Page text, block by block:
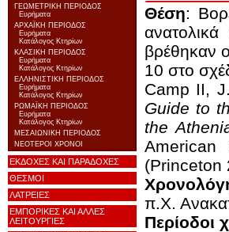
ΓΕΩΜΕΤΡΙΚΗ ΠΕΡΙΟΔΟΣ
Ευρήματα
ΑΡΧΑΪΚΗ ΠΕΡΙΟΔΟΣ
Ευρήματα
Κατάλογος Κτηρίων
ΚΛΑΣΙΚΗ ΠΕΡΙΟΔΟΣ
Ευρήματα
Κατάλογος Κτηρίων
ΕΛΛΗΝΙΣΤΙΚΗ ΠΕΡΙΟΔΟΣ
Ευρήματα
Κατάλογος Κτηρίων
ΡΩΜΑΪΚΗ ΠΕΡΙΟΔΟΣ
Ευρήματα
Κατάλογος Κτηρίων
ΜΕΣΑΙΩΝΙΚΗ ΠΕΡΙΟΔΟΣ
ΝΕΟΤΕΡΟΙ ΧΡΟΝΟΙ
ΕΚΔΟΧΕΣ ΚΑΙ ΠΑΡΑΔΟΧΕΣ
ΘΕΣΜΟΙ
ΛΑΤΡΕΙΕΣ
ΕΜΠΟΡΙΚΕΣ ΚΑΙ ΑΛΛΕΣ
ΛΕΙΤΟΥΡΓΙΕΣ
Θέση:
βρέθηκαν
10 στο
Camp II,
Guide to
the
(Princeton
π.Χ.
Περίοδοι